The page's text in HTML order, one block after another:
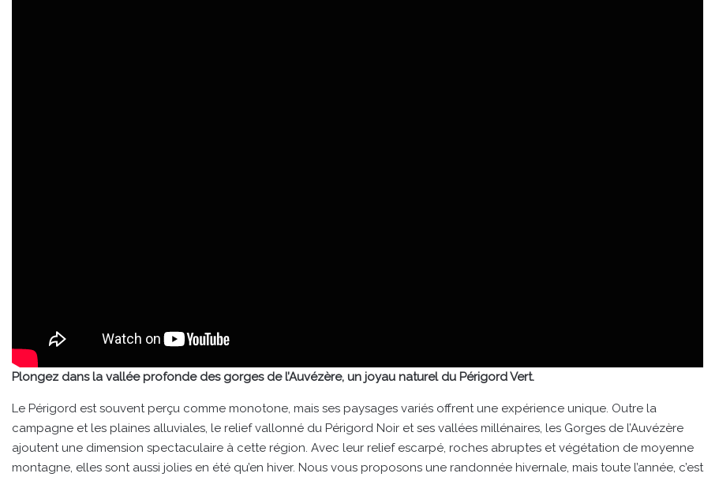
Plongez dans la vallée profonde des gorges de l’Auvézère, un joyau naturel du Périgord Vert.
Le Périgord est souvent perçu comme monotone, mais ses paysages variés offrent une expérience unique. Outre la
campagne et les plaines alluviales, le relief vallonné du Périgord Noir et ses vallées millénaires, les Gorges de l’Auvézère
ajoutent une dimension spectaculaire à cette région. Avec leur relief escarpé, roches abruptes et végétation de moyenne
montagne, elles sont aussi jolies en été qu’en hiver. Nous vous proposons une randonnée hivernale, mais toute l’année, c’est